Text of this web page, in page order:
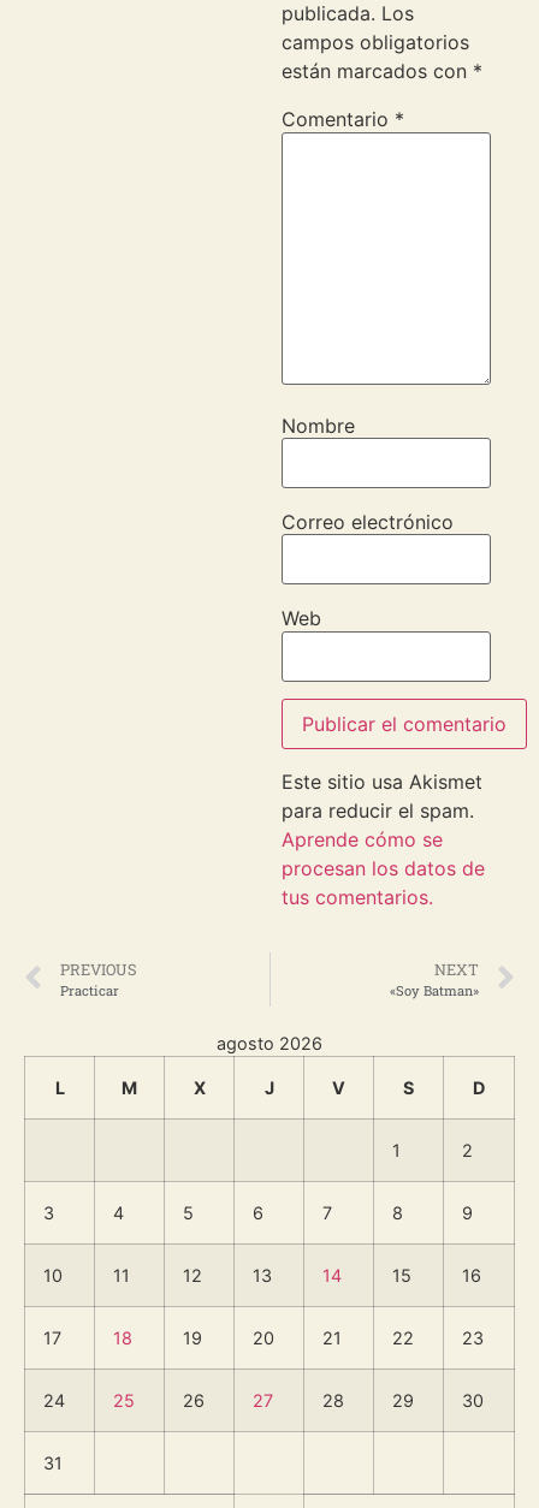
publicada. Los
campos obligatorios
están marcados con *
Comentario *
Nombre
Correo electrónico
Web
Este sitio usa Akismet
para reducir el spam.
Aprende cómo se
procesan los datos de
tus comentarios.
PREVIOUS
Practicar
NEXT
«Soy Batman»
agosto 2026
L M X J V S D
1 2
3 4 5 6 7 8 9
10 11 12 13 14 15 16
17 18 19 20 21 22 23
24 25 26 27 28 29 30
31